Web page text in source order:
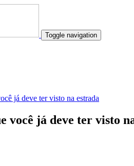
Toggle navigation
já deve ter visto na estrada
você já deve ter visto